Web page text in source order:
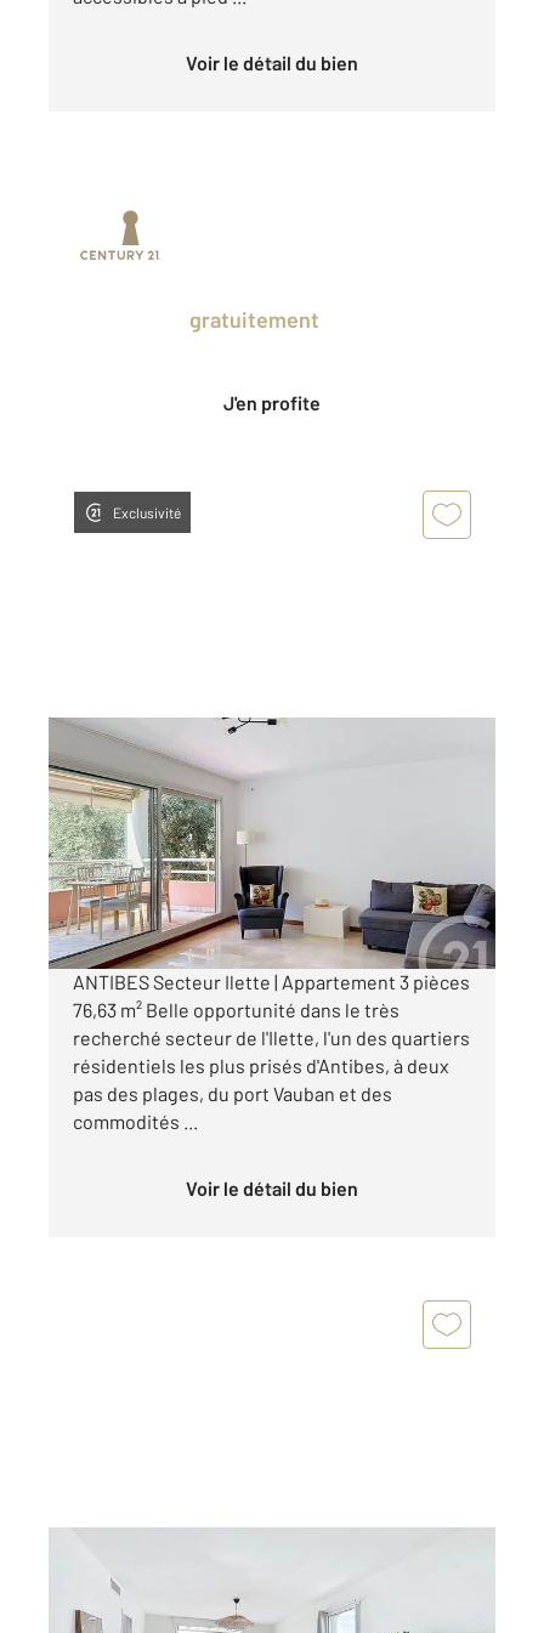
Voir le détail du bien
gratuitement
J'en profite
Exclusivité
ANTIBES 06
76,63 m , 3 pièces
Ref : 184
Appartement F3 à vendre
699 000 €
Visiter le site dédié
ANTIBES Secteur Ilette | Appartement 3 pièces
76,63 m² Belle opportunité dans le très
recherché secteur de l'Ilette, l'un des quartiers
résidentiels les plus prisés d'Antibes, à deux
pas des plages, du port Vauban et des
commodités ...
Voir le détail du bien
90,52 m
Ref : 29